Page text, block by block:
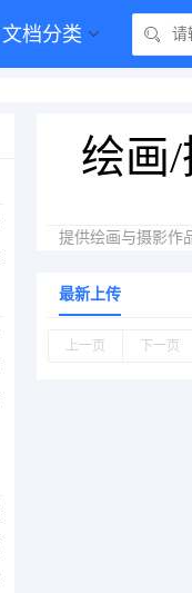
文档分类
绘画
提供绘画与摄影作
最新上传
上一页 下一页